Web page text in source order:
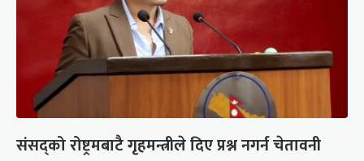
संसद्को रोष्ट्रमबाटै गृहमन्त्रीले दिए प्रश्न नगर्न चेतावनी